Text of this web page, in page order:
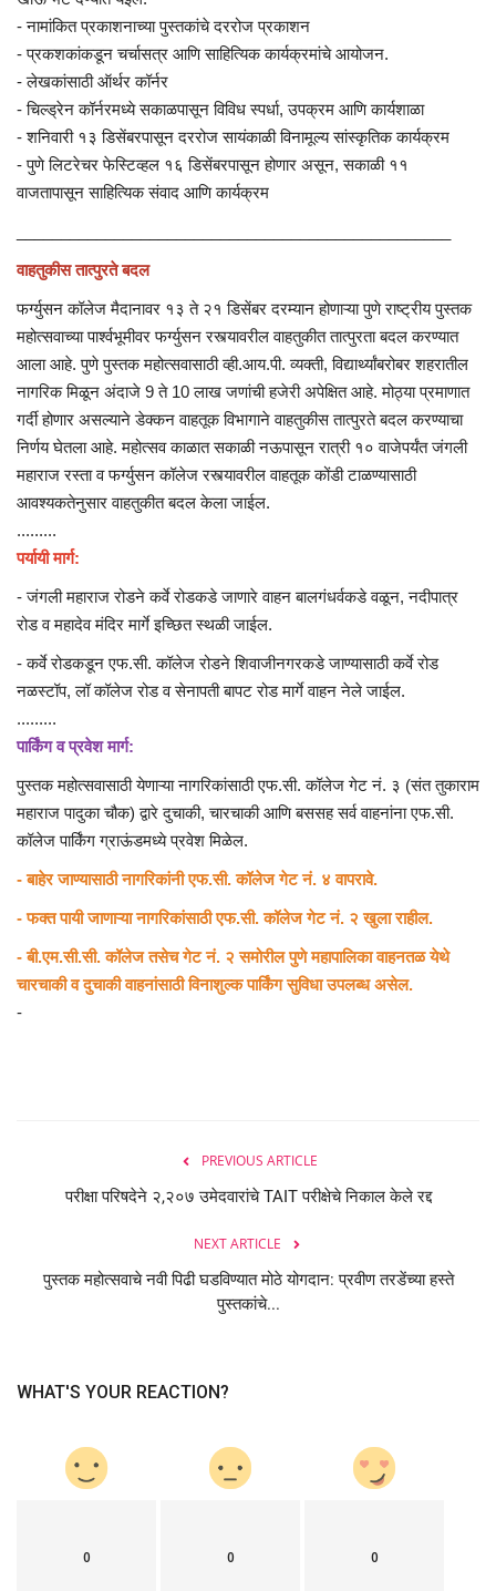
- नामांकित प्रकाशनाच्या पुस्तकांचे दररोज प्रकाशन
- प्रकशकांकडून चर्चासत्र आणि साहित्यिक कार्यक्रमांचे आयोजन.
- लेखकांसाठी ऑर्थर कॉर्नर
- चिल्ड्रेन कॉर्नरमध्ये सकाळपासून विविध स्पर्धा, उपक्रम आणि कार्यशाळा
- शनिवारी १३ डिसेंबरपासून दररोज सायंकाळी विनामूल्य सांस्कृतिक कार्यक्रम
- पुणे लिटरेचर फेस्टिव्हल १६ डिसेंबरपासून होणार असून, सकाळी ११
वाजतापासून साहित्यिक संवाद आणि कार्यक्रम
वाहतुकीस तात्पुरते बदल
फर्ग्युसन कॉलेज मैदानावर १३ ते २१ डिसेंबर दरम्यान होणाऱ्या पुणे राष्ट्रीय पुस्तक
महोत्सवाच्या पार्श्वभूमीवर फर्ग्युसन रस्त्यावरील वाहतुकीत तात्पुरता बदल करण्यात
आला आहे. पुणे पुस्तक महोत्सवासाठी व्ही.आय.पी. व्यक्ती, विद्यार्थ्यांबरोबर शहरातील
नागरिक मिळून अंदाजे 9 ते 10 लाख जणांची हजेरी अपेक्षित आहे. मोठ्या प्रमाणात
गर्दी होणार असल्याने डेक्कन वाहतूक विभागाने वाहतुकीस तात्पुरते बदल करण्याचा
निर्णय घेतला आहे. महोत्सव काळात सकाळी नऊपासून रात्री १० वाजेपर्यंत जंगली
महाराज रस्ता व फर्ग्युसन कॉलेज रस्त्यावरील वाहतूक कोंडी टाळण्यासाठी
आवश्यकतेनुसार वाहतुकीत बदल केला जाईल.
.........
पर्यायी मार्ग:
- जंगली महाराज रोडने कर्वे रोडकडे जाणारे वाहन बालगंधर्वकडे वळून, नदीपात्र
रोड व महादेव मंदिर मार्गे इच्छित स्थळी जाईल.
- कर्वे रोडकडून एफ.सी. कॉलेज रोडने शिवाजीनगरकडे जाण्यासाठी कर्वे रोड
नळस्टॉप, लॉ कॉलेज रोड व सेनापती बापट रोड मार्गे वाहन नेले जाईल.
.........
पार्किंग व प्रवेश मार्ग:
पुस्तक महोत्सवासाठी येणाऱ्या नागरिकांसाठी एफ.सी. कॉलेज गेट नं. ३ (संत तुकाराम
महाराज पादुका चौक) द्वारे दुचाकी, चारचाकी आणि बससह सर्व वाहनांना एफ.सी.
कॉलेज पार्किंग ग्राऊंडमध्ये प्रवेश मिळेल.
- बाहेर जाण्यासाठी नागरिकांनी एफ.सी. कॉलेज गेट नं. ४ वापरावे.
- फक्त पायी जाणाऱ्या नागरिकांसाठी एफ.सी. कॉलेज गेट नं. २ खुला राहील.
- बी.एम.सी.सी. कॉलेज तसेच गेट नं. २ समोरील पुणे महापालिका वाहनतळ येथे
चारचाकी व दुचाकी वाहनांसाठी विनाशुल्क पार्किंग सुविधा उपलब्ध असेल.
-
PREVIOUS ARTICLE
परीक्षा परिषदेने २,२०७ उमेदवारांचे TAIT परीक्षेचे निकाल केले रद्द
NEXT ARTICLE
पुस्तक महोत्सवाचे नवी पिढी घडविण्यात मोठे योगदान: प्रवीण तरडेंच्या हस्ते
पुस्तकांचे...
WHAT'S YOUR REACTION?
0 0 0